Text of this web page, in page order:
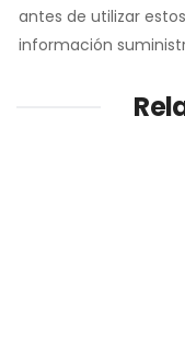
antes de utilizar
información